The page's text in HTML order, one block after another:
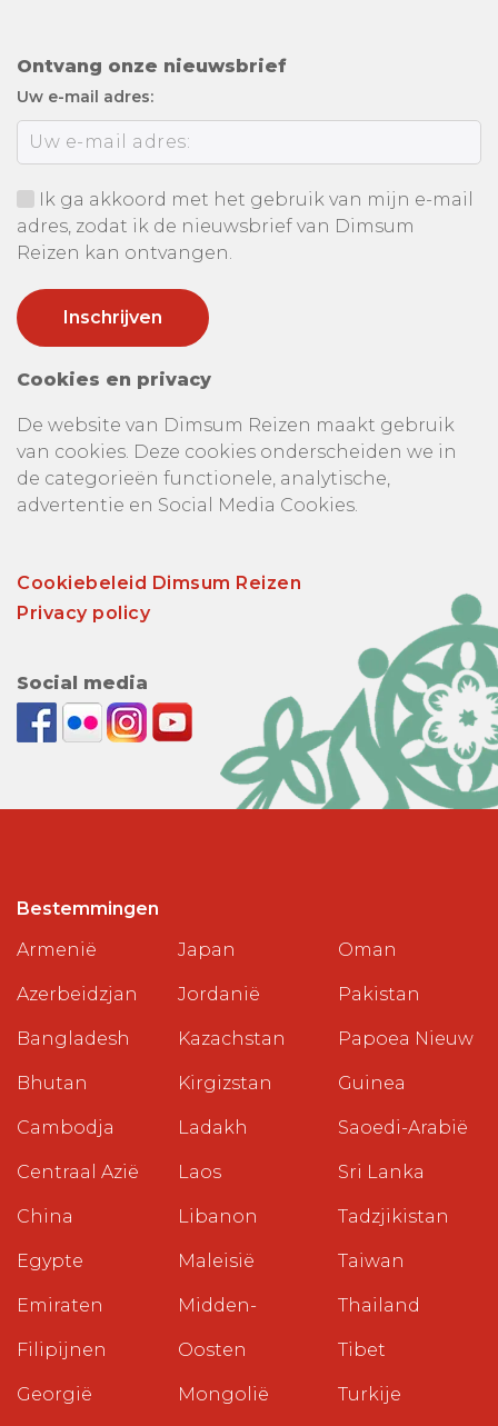
Ontvang onze nieuwsbrief
Uw e-mail adres:
Ik ga akkoord met het gebruik van mijn e-mail
adres, zodat ik de nieuwsbrief van Dimsum
Reizen kan ontvangen.
Cookies en privacy
De website van Dimsum Reizen maakt gebruik
van cookies. Deze cookies onderscheiden we in
de categorieën functionele, analytische,
advertentie en Social Media Cookies.
Cookiebeleid Dimsum Reizen
Privacy policy
Social media
Bestemmingen
Armenië
Azerbeidzjan
Bangladesh
Bhutan
Cambodja
Centraal Azië
China
Egypte
Emiraten
Filipijnen
Georgië
Japan
Jordanië
Kazachstan
Kirgizstan
Ladakh
Laos
Libanon
Maleisië
Midden-
Oosten
Mongolië
Oman
Pakistan
Papoea Nieuw
Guinea
Saoedi-Arabië
Sri Lanka
Tadzjikistan
Taiwan
Thailand
Tibet
Turkije